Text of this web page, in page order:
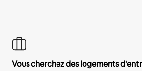
Vous cherchez des logements